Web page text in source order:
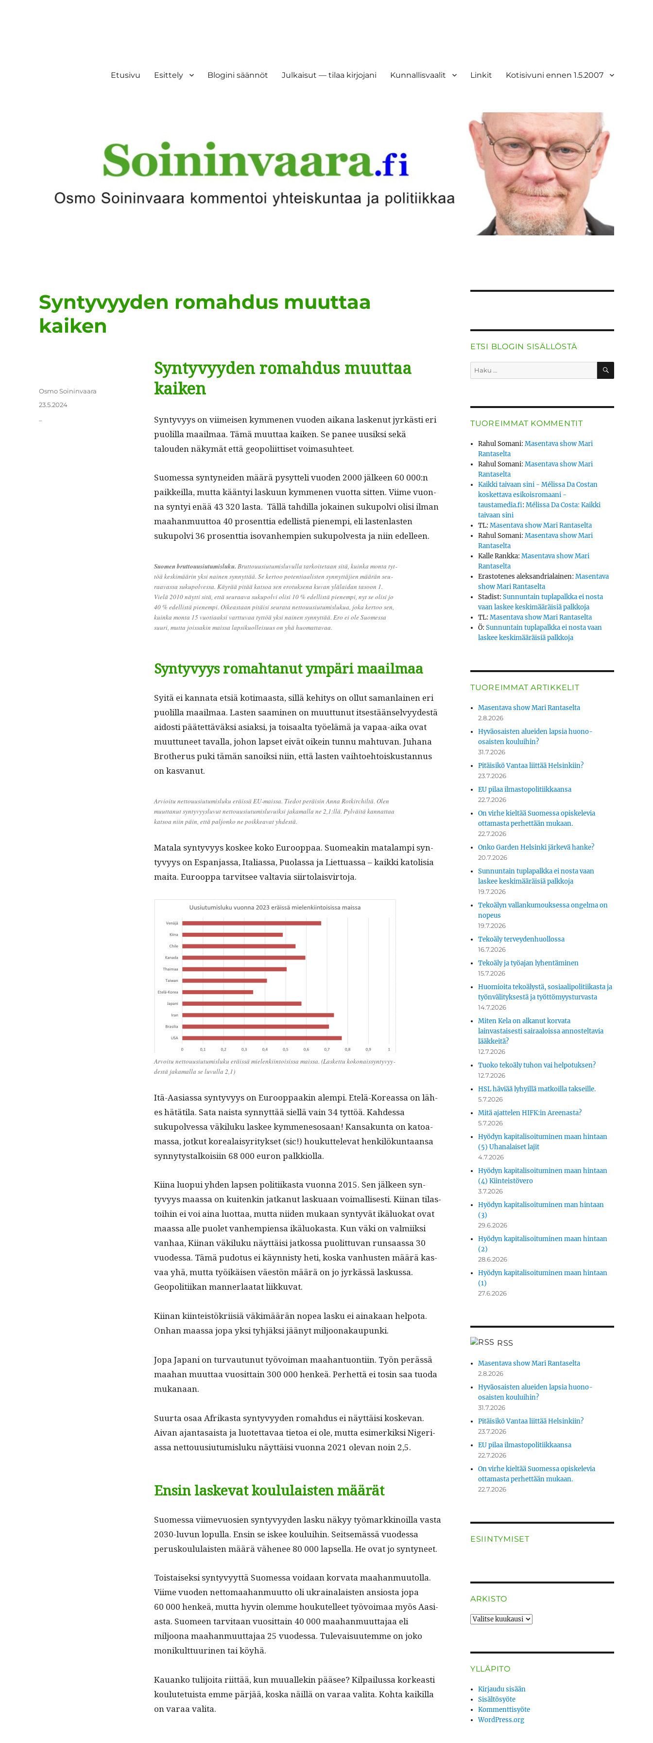
Etusivu Esittely Blogini säännöt Julkaisut — tilaa kirjojani Kunnallisvaalit Linkit Kotisivuni ennen 1.5.2007
Syntyvyyden romahdus muuttaa
kaiken
Syntyvyyden romahdus muuttaa
kaiken
Syn­tyvyys on viimeisen kymme­nen vuo­den aikana laskenut jyrkästi eri
puo­lil­la maail­maa. Tämä muut­taa kaiken. Se panee uusik­si sekä
talouden näkymät että geopoli­it­tiset voimasuhteet.
Suomes­sa syn­tynei­den määrä pysyt­teli vuo­den 2000 jäl­keen 60 000:n
paikkeil­la, mut­ta kään­tyi lasku­un kymme­nen vuot­ta sit­ten. Viime vuon­
na syn­tyi enää 43 320 las­ta. Täl­lä tahdil­la jokainen sukupolvi olisi ilman
maa­han­muut­toa 40 pros­ent­tia edel­listä pienem­pi, eli las­ten­las­ten
sukupolvi 36 pros­ent­tia iso­van­hempi­en sukupolves­ta ja niin edelleen.
Suomen brut­tou­u­si­u­tu­mis­luku. Brut­tou­u­si­u­tu­mis­lu­vul­la tarkoite­taan sitä, kuin­ka mon­ta tyt­
töä keskimäärin yksi nainen syn­nyt­tää. Se ker­too poten­ti­aal­is­ten syn­nyt­täjien määrän seu­
raavas­sa sukupolves­sa. Käyrää pitää kat­soa sen ero­tuk­se­na kuvan ylälaidan tasoon 1.
Vielä 2010 näyt­ti sitä, että seu­raa­va sukupolvi olisi 10 % edel­listä pienem­pi, nyt se olisi jo
40 % edel­listä pienem­pi. Oikeas­t­aan pitäisi seu­ra­ta net­tou­u­si­u­tu­mis­lukua, joka ker­too sen,
kuin­ka mon­ta 15 vuo­ti­aak­si vart­tuvaa tyt­töä yksi nainen syn­nyt­tää. Ero ei ole Suomes­sa
suuri, mut­ta jois­sakin mais­sa lap­sikuolleisu­us on yhä huomattavaa.
Syntyvyys romahtanut ympäri maailmaa
Syitä ei kan­na­ta etsiä koti­maas­ta, sil­lä kehi­tys on ollut saman­lainen eri
puo­lil­la maail­maa. Las­ten saami­nen on muut­tunut itses­tään­selvyy­destä
aidosti päätet­täväk­si asi­ak­si, ja toisaal­ta työelämä ja vapaa-aika ovat
muut­tuneet taval­la, johon lapset eivät oikein tun­nu mah­tu­van. Juhana
Brotherus puki tämän sanoik­si niin, että las­ten vai­h­toe­htoiskus­tan­nus
on kasvanut.
Arvioitu net­tou­u­si­u­tu­mis­luku eräis­sä EU-mais­sa. Tiedot peräisin Anna Rotkirchiltä. Olen
muut­tanut syn­tyvyys­lu­vut net­tou­u­si­u­tu­mis­lu­vuik­si jaka­mal­la ne 2,1:llä. Pylväitä kan­nat­taa
kat­soa niin päin, että paljonko ne poikkea­vat yhdestä.
Mata­la syn­tyvyys kos­kee koko Euroop­paa. Suomeakin mata­lampi syn­
tyvyys on Espan­jas­sa, Ital­ias­sa, Puo­las­sa ja Liet­tuas­sa – kaik­ki katolisia
mai­ta. Euroop­pa tarvit­see val­tavia siirtolaisvirtoja.
Arvoitu net­tou­u­si­u­tu­mis­luku eräis­sä mie­lenki­in­toi­sis­sa mais­sa. (Las­ket­tu kokon­ais­syn­tyvyy­
destä jaka­mal­la se luvul­la 2,1)
Itä-Aasi­as­sa syn­tyvyys on Euroop­paakin alem­pi. Etelä-Kore­as­sa on läh­
es hätäti­la. Sata naista syn­nyt­tää siel­lä vain 34 tyt­töä. Kahdessa
sukupolves­sa väk­iluku las­kee kymme­ne­sosaan! Kansakun­ta on katoa­
mas­sa, jotkut kore­alaisyri­tyk­set (sic!) houkut­tel­e­vat henkilökun­taansa
syn­ny­tystalkoisi­in 68 000 euron palkkiolla.
Kiina luopui yhden lapsen poli­ti­ikas­ta vuon­na 2015. Sen jäl­keen syn­
tyvyys maas­sa on kuitenkin jatkanut laskuaan voimallis­es­ti. Kiinan tilas­
toi­hin ei voi aina luot­taa, mut­ta niiden mukaan syn­tyvät ikälu­okat ovat
maas­sa alle puo­let van­hempi­en­sa ikälu­okas­ta. Kun väki on valmi­ik­si
van­haa, Kiinan väk­iluku näyt­täisi jatkos­sa puolit­tuvan run­saas­sa 30
vuodessa. Tämä pudo­tus ei käyn­nisty heti, kos­ka van­hus­ten määrä kas­
vaa yhä, mut­ta työikäisen väestön määrä on jo jyrkässä laskus­sa.
Geopoli­ti­ikan man­ner­laatat liikkuvat.
Kiinan kiin­teistökri­isiä väkimäärän nopea lasku ei ainakaan helpota.
Onhan maas­sa jopa yksi tyhjäk­si jäänyt miljoonakaupunki.
Jopa Japani on tur­vau­tunut työvoiman maa­han­tuon­ti­in. Työn perässä
maa­han muut­taa vuosit­tain 300 000 henkeä. Per­het­tä ei tosin saa tuo­da
mukanaan.
Suur­ta osaa Afrikas­ta syn­tyvyy­den rom­ah­dus ei näyt­täisi koske­van.
Aivan ajan­ta­saista ja luotet­tavaa tietoa ei ole, mut­ta esimerkik­si Nige­ri­
as­sa net­tou­u­si­u­tu­mis­luku näyt­täisi vuon­na 2021 ole­van noin 2,5.
Ensin laskevat koululaisten määrät
Suomes­sa viime­vu­osien syn­tyvyy­den lasku näkyy työ­markki­noil­la vas­ta
2030-luvun lop­ul­la. Ensin se iskee koului­hin. Seit­semässä vuodessa
perusk­oul­u­lais­ten määrä vähe­nee 80 000 lapsel­la. He ovat jo syntyneet.
Tois­taisek­si syn­tyvyyt­tä Suomes­sa voidaan kor­va­ta maa­han­muu­tol­la.
Viime vuo­den net­tomaa­han­muut­to oli ukrainalais­ten ansios­ta jopa
60 000 henkeä, mut­ta hyvin olemme houkutelleet työvoimaa myös Aasi­
as­ta. Suomeen tarvi­taan vuosit­tain 40 000 maa­han­muut­ta­jaa eli
miljoona maa­han­muut­ta­jaa 25 vuodessa. Tule­vaisu­utemme on joko
monikult­tuuri­nen tai köyhä.
Kauanko tuli­joi­ta riit­tää, kun muuallekin pääsee? Kil­pailus­sa korkeasti
koulute­tu­ista emme pär­jää, kos­ka näil­lä on varaa vali­ta. Koh­ta kaikil­la
on varaa valita.
Kirjoittaja
Osmo Soininvaara
Julkaistu
23.5.2024
ETSI BLOGIN SISÄLLÖSTÄ
Etsi: HAKU
TUOREIMMAT KOMMENTIT
Rahul Somani:Masentava show Mari
Rantaselta
Rahul Somani:Masentava show Mari
Rantaselta
Kaikki taivaan sini - Mélissa Da Costan
koskettava esikoisromaani -
taustamedia.fi:Mélissa Da Costa: Kaikki
taivaan sini
TL:Masentava show Mari Rantaselta
Rahul Somani:Masentava show Mari
Rantaselta
Kalle Rankka:Masentava show Mari
Rantaselta
Erastotenes aleksandrialainen:Masentava
show Mari Rantaselta
Stadist:Sunnuntain tuplapalkka ei nosta
vaan laskee keskimääräisiä palkkoja
TL:Masentava show Mari Rantaselta
Ö:Sunnuntain tuplapalkka ei nosta vaan
laskee keskimääräisiä palkkoja
TUOREIMMAT ARTIKKELIT
Masentava show Mari Rantaselta
2.8.2026
Hyväosaisten alueiden lapsia huono-
osaisten kouluihin?
31.7.2026
Pitäisikö Vantaa liittää Helsinkiin?
23.7.2026
EU pilaa ilmastopolitiikkaansa
22.7.2026
On virhe kieltää Suomessa opiskelevia
ottamasta perhettään mukaan.
22.7.2026
Onko Garden Helsinki järkevä hanke?
20.7.2026
Sunnuntain tuplapalkka ei nosta vaan
laskee keskimääräisiä palkkoja
19.7.2026
Tekoälyn vallankumouksessa ongelma on
nopeus
19.7.2026
Tekoäly terveydenhuollossa
16.7.2026
Tekoäly ja työajan lyhentäminen
15.7.2026
Huomioita tekoälystä, sosiaalipolitiikasta ja
työnvälityksestä ja työttömyysturvasta
14.7.2026
Miten Kela on alkanut korvata
lainvastaisesti sairaaloissa annosteltavia
lääkkeitä?
12.7.2026
Tuoko tekoäly tuhon vai helpotuksen?
12.7.2026
HSL häviää lyhyillä matkoilla takseille.
5.7.2026
Mitä ajattelen HIFK:in Areenasta?
5.7.2026
Hyödyn kapitalisoituminen maan hintaan
(5) Uhanalaiset lajit
4.7.2026
Hyödyn kapitalisoituminen maan hintaan
(4) Kiinteistövero
3.7.2026
Hyödyn kapitalisoituminen man hintaan
(3)
29.6.2026
Hyödyn kapitalisoituminen maan hintaan
(2)
28.6.2026
Hyödyn kapitalisoituminen maan hintaan
(1)
27.6.2026
RSS
Masentava show Mari Rantaselta
2.8.2026
Hyväosaisten alueiden lapsia huono-
osaisten kouluihin?
31.7.2026
Pitäisikö Vantaa liittää Helsinkiin?
23.7.2026
EU pilaa ilmastopolitiikkaansa
22.7.2026
On virhe kieltää Suomessa opiskelevia
ottamasta perhettään mukaan.
22.7.2026
ESIINTYMISET
ARKISTO
ARKISTO
YLLÄPITO
Kirjaudu sisään
Sisältösyöte
Kommenttisyöte
WordPress.org